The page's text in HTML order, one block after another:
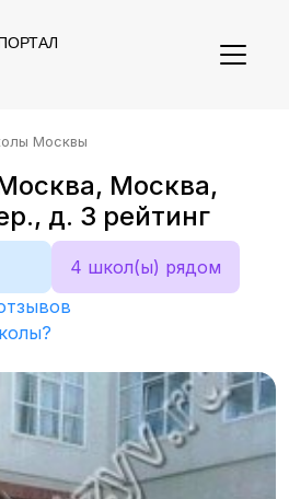
Москвы
Москва,
д. 3 рейтинг
4 школ(ы) рядом